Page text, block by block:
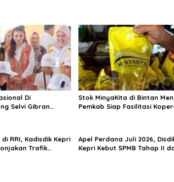
Di
Selvi Gibran
Stok MinyaKita di Bintan
Pemkab Siap Fasilitasi
RRI, Kadisdik Kepri
Trafik
Apel Perdana Juli 2026,
Kepri Kebut SPMB Tahap II